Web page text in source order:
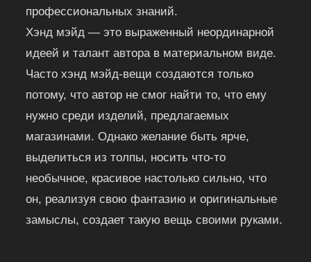
профессиональных знаний.
Хэнд мэйд — это выраженный неординарной
идеей и талант автора в материальном виде.
Часто хэнд мэйд-вещи создаются только
потому, что автор не смог найти то, что ему
нужно среди изделий, предлагаемых
магазинами. Однако желание быть ярче,
выделиться из толпы, носить что-то
необычное, красивое настолько сильно, что
он, реализуя свою фантазию и оригинальные
замыслы, создает такую вещь своими руками.